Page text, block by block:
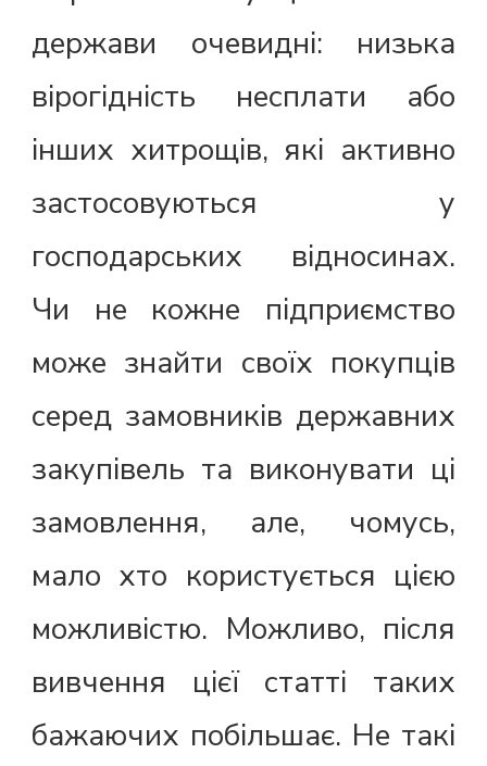
держави очевидні: низька
вірогідність несплати або
інших хитрощів, які активно
застосовуються у
господарських відносинах.
Чи не кожне підприємство
може знайти своїх покупців
серед замовників державних
закупівель та виконувати ці
замовлення, але, чомусь,
мало хто користується цією
можливістю. Можливо, після
вивчення цієї статті таких
бажаючих побільшає. Не такі